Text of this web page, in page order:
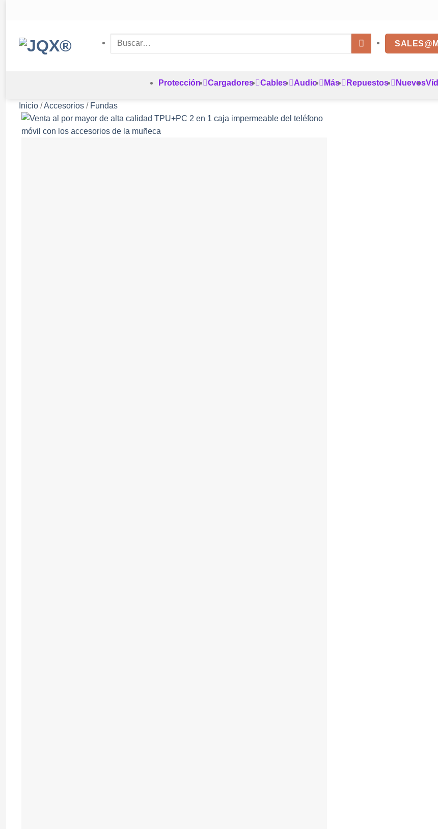
Buscar
Protección Cargadores Cables Audio Más Repuestos Nuevos
Inicio /Accesorios / Fundas